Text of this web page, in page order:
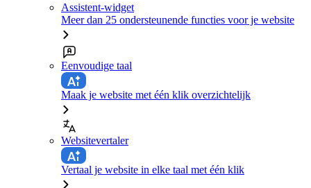
Assistent-widget
Meer dan 25 ondersteunende functies voor je website
Eenvoudige taal
Maak je website met één klik overzichtelijk
Websitevertaler
Vertaal je website in elke taal met één klik